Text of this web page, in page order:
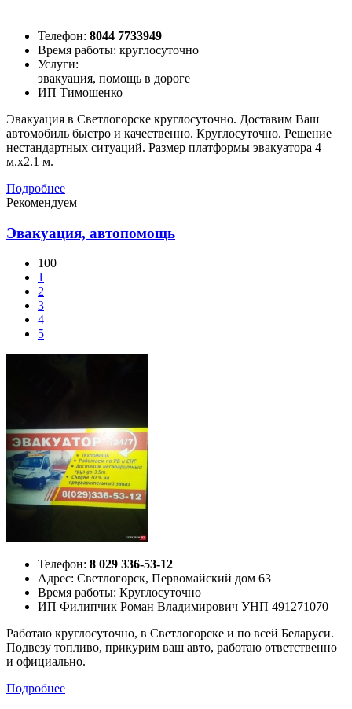
Телефон: 8044 7733949
Время работы: круглосуточно
Услуги:
эвакуация, помощь в дороге
ИП Тимошенко
Эвакуация в Светлогорске круглосуточно. Доставим Ваш
автомобиль быстро и качественно. Круглосуточно. Решение
нестандартных ситуаций. Размер платформы эвакуатора 4
м.х2.1 м.
Подробнее
Рекомендуем
Эвакуация, автопомощь
100
1
2
3
4
5
Телефон: 8 029 336-53-12
Адрес: Светлогорск, Первомайский дом 63
Время работы: Круглосуточно
ИП Филипчик Роман Владимирович УНП 491271070
Работаю круглосуточно, в Светлогорске и по всей Беларуси.
Подвезу топливо, прикурим ваш авто, работаю ответственно
и официально.
Подробнее